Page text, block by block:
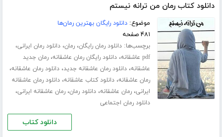
دانلود کتاب رمان من ترانه نیستم
موضوع:دانلود رایگان بهترین رمان‌ها
۴۸۱ صفحه
برچسب‌ها:دانلود رمان رایگان،رمان،دانلود رمان ایرانی،
pdf عاشقانه ،دانلود رایگان رمان عاشقانه،رمان جدید
عاشقانه،دانلود رمان عاشقانه جدید،دانلود رمان عاشقانه،
رمان عاشقانه،دانلود کتاب عاشقانه،دانلود رمان عاشقانه
ایرانی،رمان عاشقانه،دانلود رمان،رمان عاشقانه ایرانی،
دانلود رمان اجتماعی
دانلود کتاب